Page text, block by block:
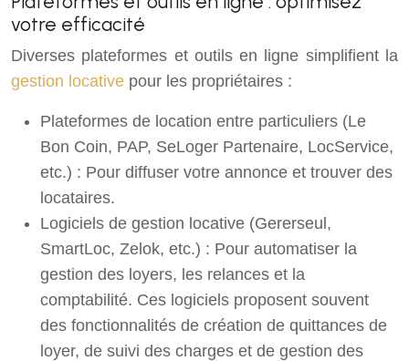
votre efficacité
Diverses plateformes et outils en ligne simplifient la
gestion locative pour les propriétaires :
Plateformes de location entre particuliers (Le
Bon Coin, PAP, SeLoger Partenaire, LocService,
etc.) : Pour diffuser votre annonce et trouver des
locataires.
Logiciels de gestion locative (Gererseul,
SmartLoc, Zelok, etc.) : Pour automatiser la
gestion des loyers, les relances et la
comptabilité. Ces logiciels proposent souvent
des fonctionnalités de création de quittances de
loyer, de suivi des charges et de gestion des